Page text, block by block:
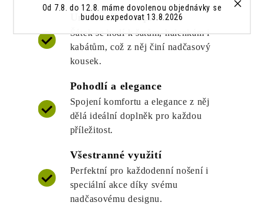
Od 7.8. do 12.8. máme dovolenou objednávky se
budou expedovat 13.8.2026
Univerzální doplněk
Šátek se hodí k šatům, halenkám i
kabátům, což z něj činí nadčasový
kousek.
Pohodlí a elegance
Spojení komfortu a elegance z něj
dělá ideální doplněk pro každou
příležitost.
Všestranné využití
Perfektní pro každodenní nošení i
speciální akce díky svému
nadčasovému designu.